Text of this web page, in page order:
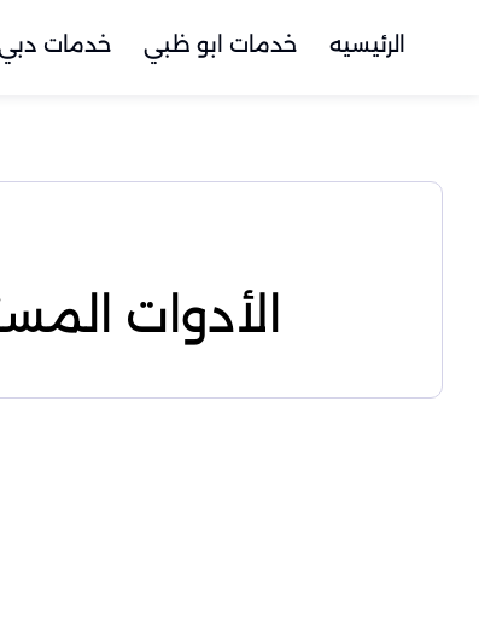
الرئيسيه خدمات ابو ظبي خدمات
الأدوات